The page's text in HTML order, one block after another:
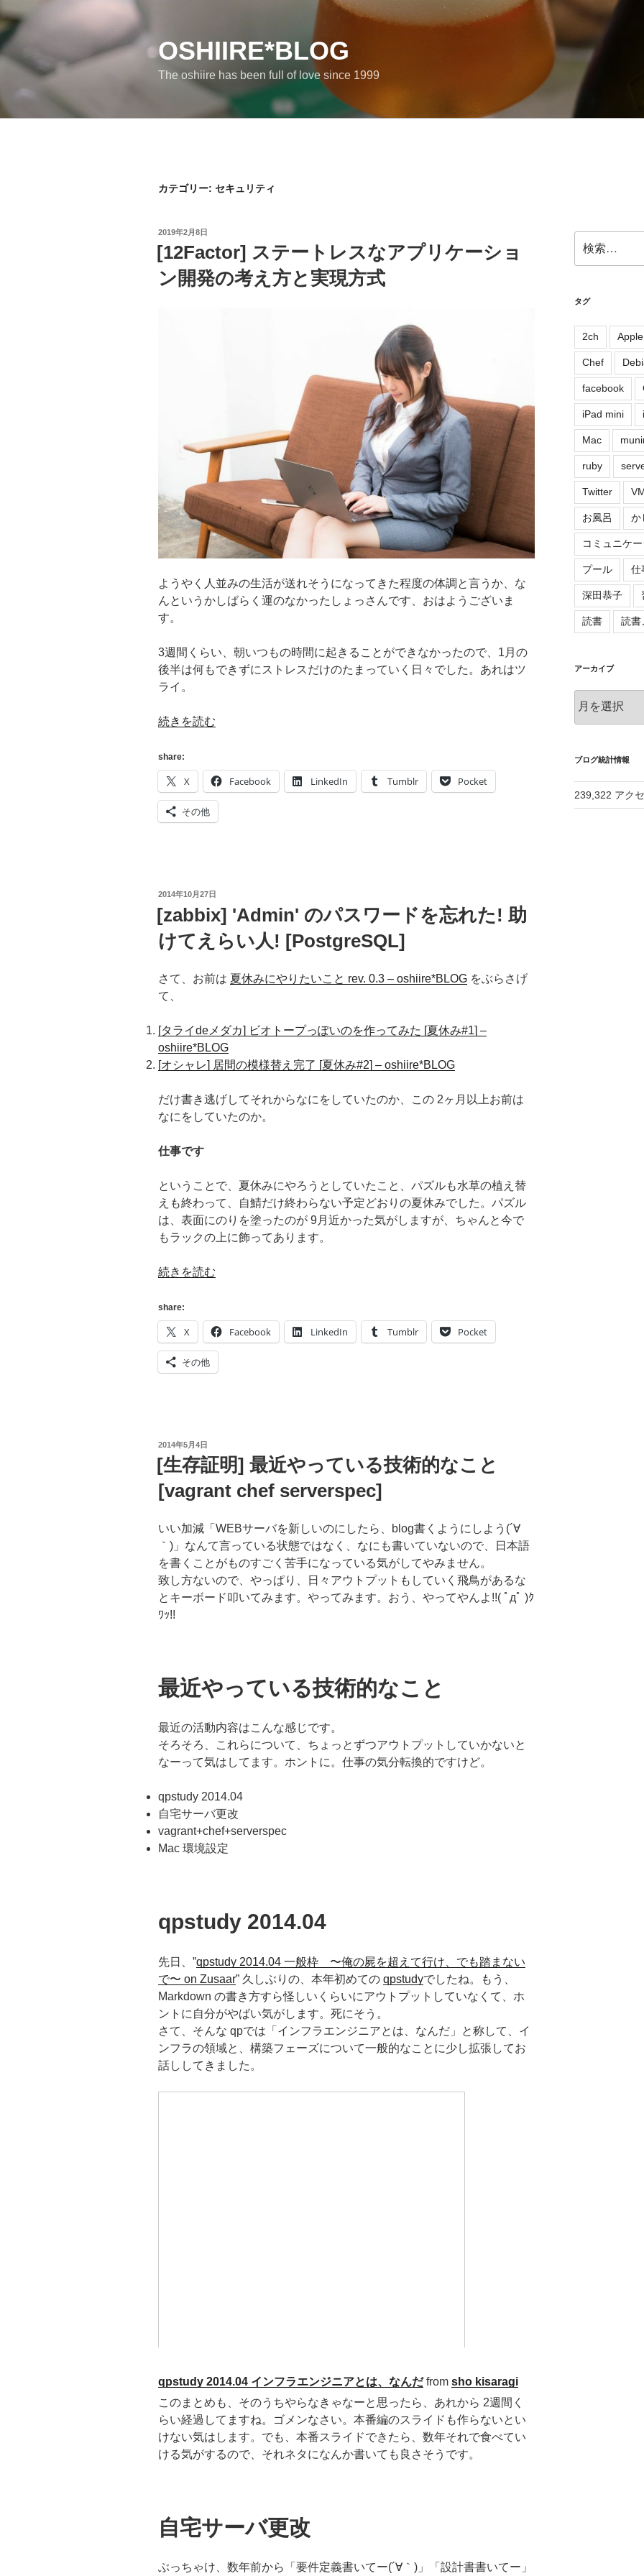
コ
ン
テ
ン
ス
OSHIIRE*BLOG
The oshiire has been full of love since 1999
カテゴリー: セキュリティ
投
2019年2月8日
[12Factor] ステートレスなアプリケーショ
ン開発の考え方と実現方式
ようやく人並みの生活が送れそうになってきた程度の体調と言うか、な
んというかしばらく運のなかったしょっさんです、おはようございま
す。
3週間くらい、朝いつもの時間に起きることができなかったので、1月の
後半は何もできずにストレスだけのたまっていく日々でした。あれはツ
ライ。
“[12Factor]
テ
ー
ト
レ
ス
リ
ケ
ー
シ
ン
開
の
考
え
と
実
方
の
続きを読む
share:
X Facebook LinkedIn Tumblr Pocket
その他
投
日:
2014年10月27日
[zabbix] 'Admin' のパスワードを忘れた! 助
けてえらい人! [PostgreSQL]
さて、お前は 夏休みにやりたいこと rev. 0.3 – oshiire*BLOG をぶらさげ
て、
[タライdeメダカ] ビオトープっぽいのを作ってみた [夏休み#1] –
oshiire*BLOG
[オシャレ] 居間の模様替え完了 [夏休み#2] – oshiire*BLOG
だけ書き逃げしてそれからなにをしていたのか、この 2ヶ月以上お前は
なにをしていたのか。
仕事です
ということで、夏休みにやろうとしていたこと、パズルも水草の植え替
えも終わって、自鯖だけ終わらない予定どおりの夏休みでした。パズル
は、表面にのりを塗ったのが 9月近かった気がしますが、ちゃんと今で
もラックの上に飾ってあります。
“[zabbix]
の
パ
ス
ワ
ー
れ
た!
助
け
え
ら
い
人!
[PostgreSQL]”
の
続きを読む
share:
X Facebook LinkedIn Tumblr Pocket
その他
投
日:
2014年5月4日
[生存証明] 最近やっている技術的なこと
[vagrant chef serverspec]
いい加減「WEBサーバを新しいのにしたら、blog書くようにしよう(´∀
｀)」なんて言っている状態ではなく、なにも書いていないので、日本語
を書くことがものすごく苦手になっている気がしてやみません。
致し方ないので、やっぱり、日々アウトプットもしていく飛鳥があるな
とキーボード叩いてみます。やってみます。おう、やってやんよ!!( ﾟдﾟ )ｸ
ﾜｯ!!
最近やっている技術的なこと
最近の活動内容はこんな感じです。
そろそろ、これらについて、ちょっとずつアウトプットしていかないと
なーって気はしてます。ホントに。仕事の気分転換的ですけど。
qpstudy 2014.04
自宅サーバ更改
vagrant+chef+serverspec
Mac 環境設定
qpstudy 2014.04
先日、”qpstudy 2014.04 一般枠 〜俺の屍を超えて行け、でも踏まない
で〜 on Zusaar” 久しぶりの、本年初めての qpstudyでしたね。もう、
Markdown の書き方すら怪しいくらいにアウトプットしていなくて、ホ
ントに自分がやばい気がします。死にそう。
さて、そんな qpでは「インフラエンジニアとは、なんだ」と称して、イ
ンフラの領域と、構築フェーズについて一般的なことに少し拡張してお
話ししてきました。
qpstudy 2014.04 インフラエンジニアとは、なんだ from sho kisaragi
このまとめも、そのうちやらなきゃなーと思ったら、あれから 2週間く
らい経過してますね。ゴメンなさい。本番編のスライドも作らないとい
けない気はします。でも、本番スライドできたら、数年それで食べてい
ける気がするので、それネタになんか書いても良さそうです。
自宅サーバ更改
ぶっちゃけ、数年前から「要件定義書いてー(´∀｀)」「設計書書いてー」
索:
タグ
2ch Apple
Chef
facebook
iPad mini
Mac
ruby
Twitter
お風呂 か
コミュニケ
プール 仕
深田恭子
読書 読書
アーカイブ
ー
ブ
ブログ統計情報
239,322 アク